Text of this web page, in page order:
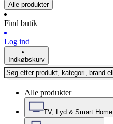
Alle produkter
Find butik
Log ind
Indkøbskurv
Alle produkter
TV, Lyd & Smart Home